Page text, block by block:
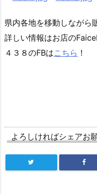
県内各地を移動しながら
詳しい情報はお店の
４３８のFBはこちら ！
よろしければシェアお